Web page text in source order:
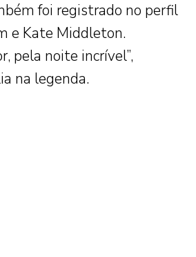
foi registrado no perfil
e Kate Middleton.
pela noite incrível”,
na legenda.